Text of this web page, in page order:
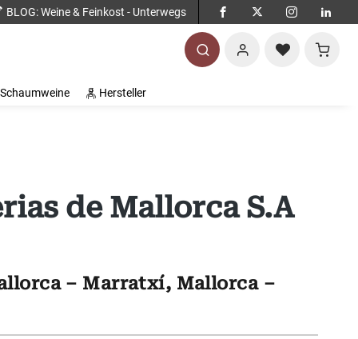
BLOG: Weine & Feinkost - Unterwegs
Schaumweine Hersteller
de Mallorca S.A
– Marratxí, Mallorca –